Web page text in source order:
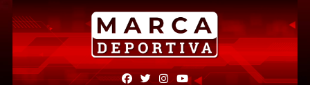
Skip
content
fab
fab fab fab